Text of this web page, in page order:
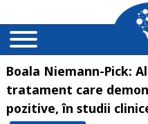
Boala Niemann-Pick:
tratament care
pozitive, în studii